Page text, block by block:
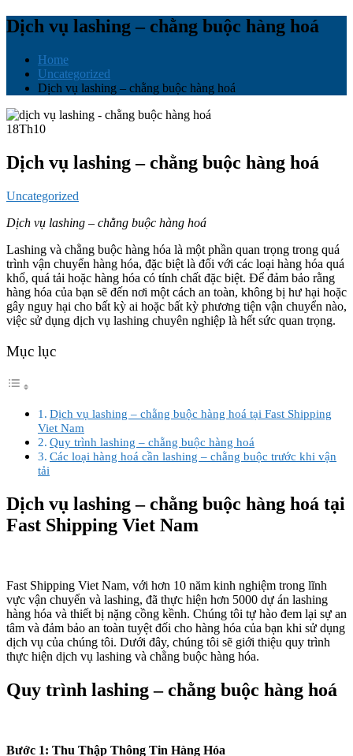
Dịch vụ lashing – chằng buộc hàng hoá
Home
Uncategorized
Dịch vụ lashing – chằng buộc hàng hoá
18Th10
Dịch vụ lashing – chằng buộc hàng hoá
Uncategorized
Dịch vụ lashing – chằng buộc hàng hoá
Lashing và chằng buộc hàng hóa là một phần quan trọng trong quá
trình vận chuyển hàng hóa, đặc biệt là đối với các loại hàng hóa quá
khổ, quá tải hoặc hàng hóa có tính chất đặc biệt. Để đảm bảo rằng
hàng hóa của bạn sẽ đến nơi một cách an toàn, không bị hư hại hoặc
gây nguy hại cho bất kỳ ai hoặc bất kỳ phương tiện vận chuyển nào,
việc sử dụng dịch vụ lashing chuyên nghiệp là hết sức quan trọng.
Mục lục
Dịch vụ lashing – chằng buộc hàng hoá tại Fast Shipping
Viet Nam
Quy trình lashing – chằng buộc hàng hoá
Các loại hàng hoá cần lashing – chằng buộc trước khi vận
tải
Dịch vụ lashing – chằng buộc hàng hoá tại
Fast Shipping Viet Nam
Fast Shipping Viet Nam, với hơn 10 năm kinh nghiệm trong lĩnh
vực vận chuyển và lashing, đã thực hiện hơn 5000 dự án lashing
hàng hóa và thiết bị nặng cồng kềnh. Chúng tôi tự hào đem lại sự an
tâm và đảm bảo an toàn tuyệt đối cho hàng hóa của bạn khi sử dụng
dịch vụ của chúng tôi. Dưới đây, chúng tôi sẽ giới thiệu quy trình
thực hiện dịch vụ lashing và chằng buộc hàng hóa.
Quy trình lashing – chằng buộc hàng hoá
Bước 1: Thu Thập Thông Tin Hàng Hóa